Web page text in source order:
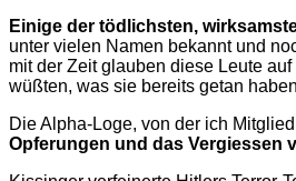
Einige der tödlichsten,
unter vielen Namen bekannt und
mit der Zeit glauben diese Leute
wüßten, was sie bereits getan
Die Alpha-Loge, von der ich
Opferungen und das Vergiessen